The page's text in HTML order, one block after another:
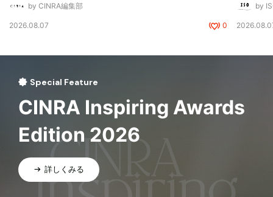
by CINRA編集部
2026.08.07 0
by
Special Feature
CINRA Inspiring Awards
Edition 2026
詳しくみる